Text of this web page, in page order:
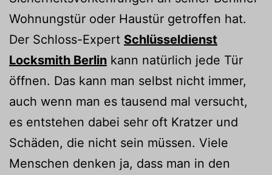
Wohnungstür oder Haustür getroffen hat.
Der Schloss-Expert Schlüsseldienst
Locksmith Berlin kann natürlich jede Tür
öffnen. Das kann man selbst nicht immer,
auch wenn man es tausend mal versucht,
es entstehen dabei sehr oft Kratzer und
Schäden, die nicht sein müssen. Viele
Menschen denken ja, dass man in den